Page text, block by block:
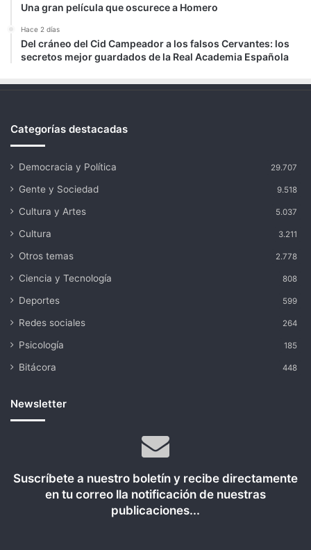
Una gran película que oscurece a Homero
Hace 2 días
Del cráneo del Cid Campeador a los falsos Cervantes: los
secretos mejor guardados de la Real Academia Española
Categorías destacadas
Democracia y Política 29.707
Gente y Sociedad 9.518
Cultura y Artes 5.037
Cultura 3.211
Otros temas 2.778
Ciencia y Tecnología 808
Deportes 599
Redes sociales 264
Psicología 185
Bitácora 448
Newsletter
Suscríbete a nuestro boletín y recibe directamente
en tu correo lla notificación de nuestras
publicaciones...